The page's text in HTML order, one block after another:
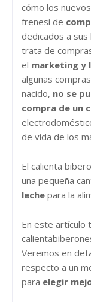
cómo los
frenesí de
dedicados a
trata de
el marketing y
algunas
nacido, no se
compra de un
de vida de los
El calienta
una pequeña
leche para la
En este artículo
Veremos en
respecto a un
para elegir